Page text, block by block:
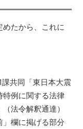
たから、これに
共同「東日本大震
特例に関する法律
法令解釈通達）
欄に掲げる部分